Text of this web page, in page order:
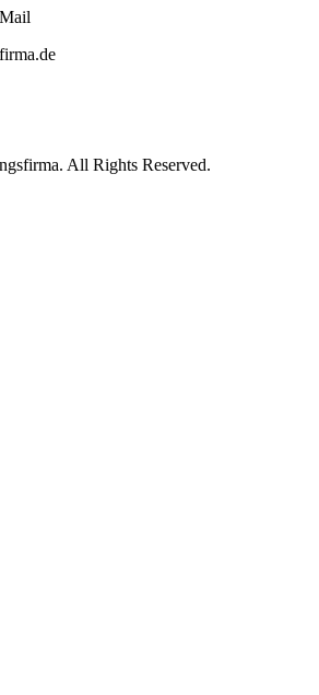
All Rights Reserved.